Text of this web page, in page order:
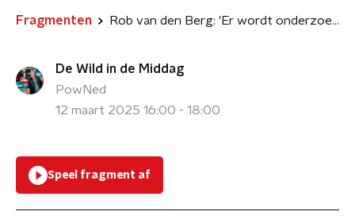
Fragmenten Rob van den Berg: 'Er wordt onderzoek gedaan naar de oerknal'
De Wild in de Middag
PowNed
12 maart 2025 16:00 - 18:00
Speel fragment af